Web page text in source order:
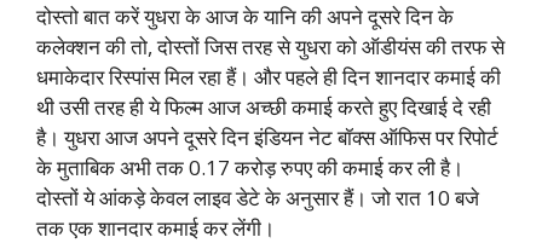
दोस्तो बात करें युधरा के आज के यानि की अपने दूसरे दिन के
कलेक्शन की तो, दोस्तों जिस तरह से युधरा को ऑडीयंस की तरफ से
धमाकेदार रिस्पांस मिल रहा हैं। और पहले ही दिन शानदार कमाई की
थी उसी तरह ही ये फिल्म आज अच्छी कमाई करते हुए दिखाई दे रही
है। युधरा आज अपने दूसरे दिन इंडियन नेट बॉक्स ऑफिस पर रिपोर्ट
के मुताबिक अभी तक 0.17 करोड़ रुपए की कमाई कर ली है।
दोस्तों ये आंकड़े केवल लाइव डेटे के अनुसार हैं। जो रात 10 बजे
तक एक शानदार कमाई कर लेंगी।